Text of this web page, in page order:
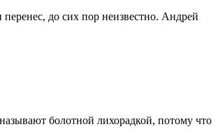
до сих пор неизвестно. Андрей
болотной лихорадкой, потому что